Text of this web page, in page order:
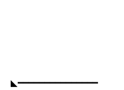
◣━━━━━━━━━━━━━━━